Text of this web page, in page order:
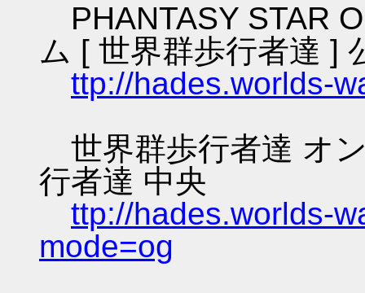
PHANTASY STAR
ム [ 世界群歩行者達 ]
ttp://hades.worlds-
世界群歩行者達 オ
行者達 中央
ttp://hades.worlds-
mode=og